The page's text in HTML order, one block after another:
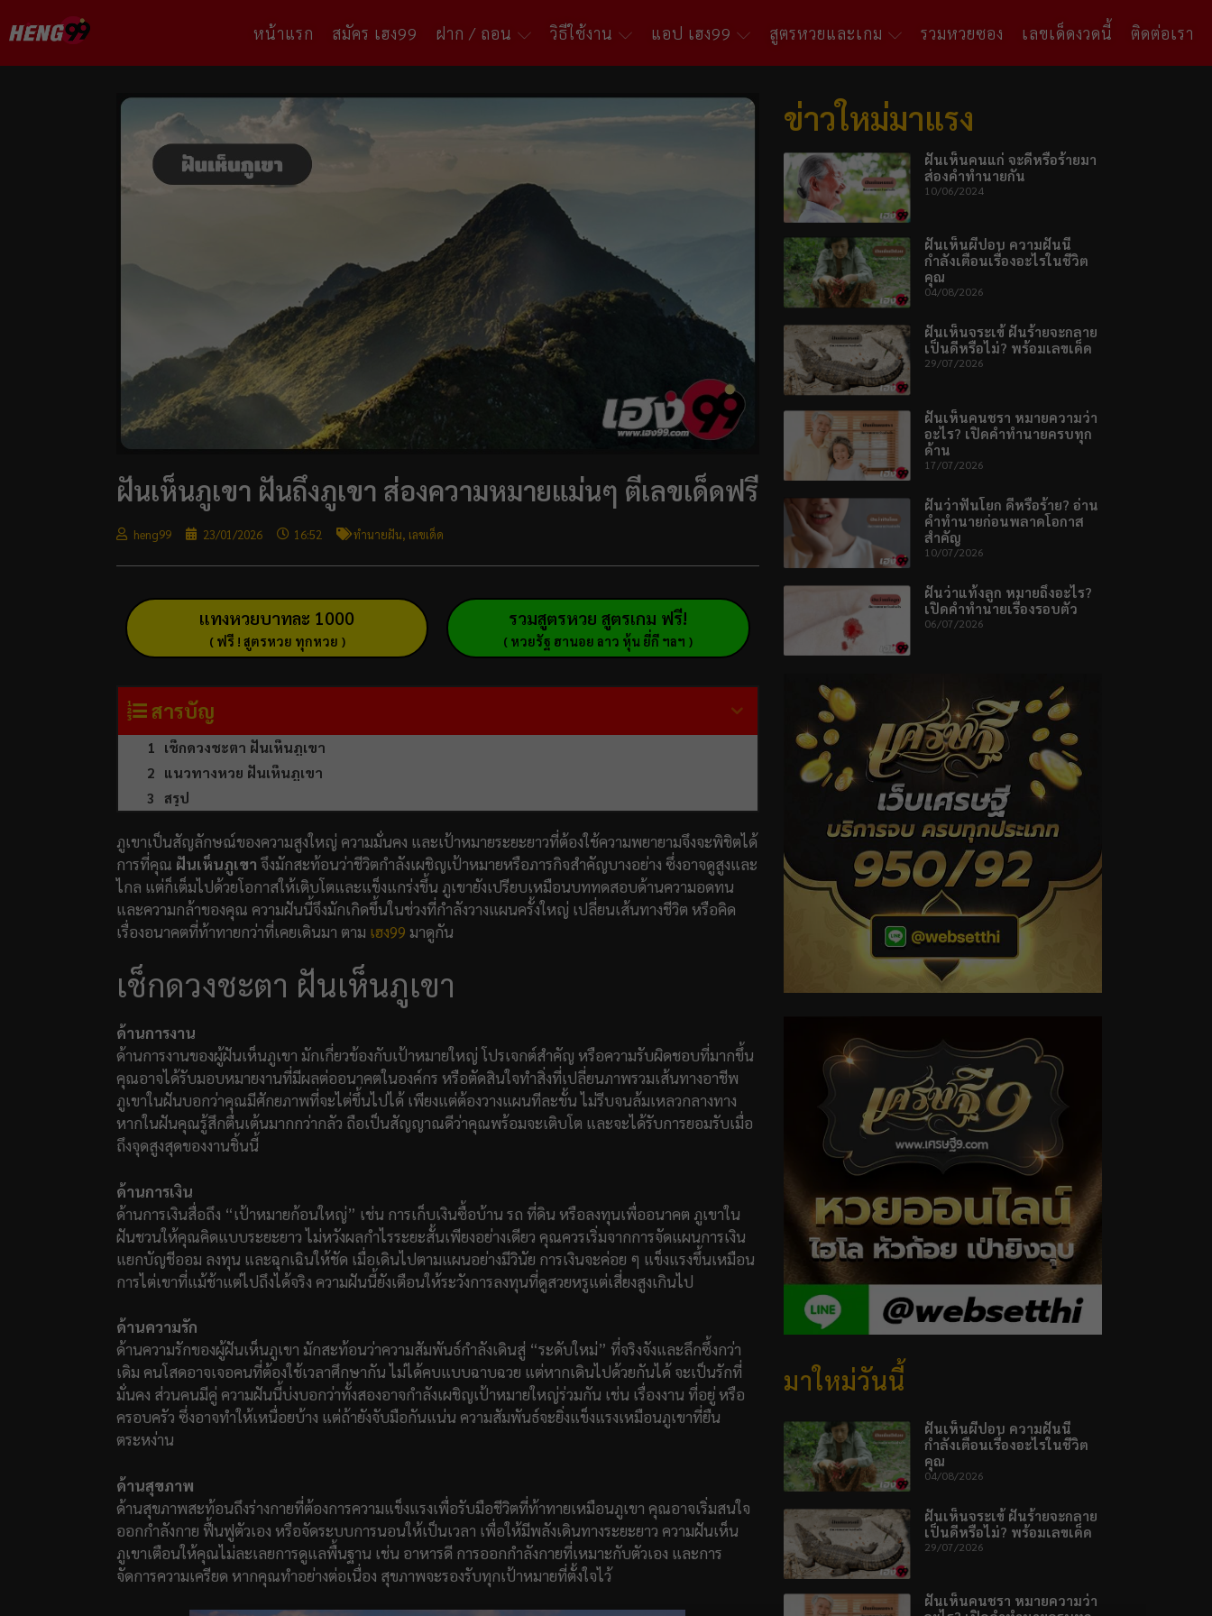
หน้าแรก สมัคร เฮง99 ฝาก / ถอน วิธีใช้งาน แอป เฮง99 สูตรหวยและเกม รวมหวยซอง เลขเด็ดงวดนี้ ติดต่อเรา
ฝันเห็นภูเขา ฝันถึงภูเขา ส่องความหมายแม่นๆ ตีเลขเด็ดฟรี
heng99 23/01/2026 16:52 ทำนายฝัน, เลขเด็ด
แทงหวยบาทละ 1000
( ฟรี ! สูตรหวย ทุกหวย )
รวมสูตรหวย สูตรเกม ฟรี!
( หวยรัฐ ฮานอย ลาว หุ้น ยี่กี ฯลฯ )
สารบัญ
เช็กดวงชะตา ฝันเห็นภูเขา
แนวทางหวย ฝันเห็นภูเขา
สรุป
ภูเขาเป็นสัญลักษณ์ของความสูงใหญ่ ความมั่นคง และเป้าหมายระยะยาวที่ต้องใช้ความพยายามจึงจะพิชิตได้
การที่คุณ ฝันเห็นภูเขา จึงมักสะท้อนว่าชีวิตกำลังเผชิญเป้าหมายหรือภารกิจสำคัญบางอย่าง ซึ่งอาจดูสูงและ
ไกล แต่ก็เต็มไปด้วยโอกาสให้เติบโตและแข็งแกร่งขึ้น ภูเขายังเปรียบเหมือนบททดสอบด้านความอดทน
และความกล้าของคุณ ความฝันนี้จึงมักเกิดขึ้นในช่วงที่กำลังวางแผนครั้งใหญ่ เปลี่ยนเส้นทางชีวิต หรือคิด
เรื่องอนาคตที่ท้าทายกว่าที่เคยเดินมา ตาม เฮง99 มาดูกัน
เช็กดวงชะตา ฝันเห็นภูเขา
ด้านการงาน
ด้านการงานของผู้ฝันเห็นภูเขา มักเกี่ยวข้องกับเป้าหมายใหญ่ โปรเจกต์สำคัญ หรือความรับผิดชอบที่มากขึ้น
คุณอาจได้รับมอบหมายงานที่มีผลต่ออนาคตในองค์กร หรือตัดสินใจทำสิ่งที่เปลี่ยนภาพรวมเส้นทางอาชีพ
ภูเขาในฝันบอกว่าคุณมีศักยภาพที่จะไต่ขึ้นไปได้ เพียงแต่ต้องวางแผนทีละขั้น ไม่รีบจนล้มเหลวกลางทาง
หากในฝันคุณรู้สึกตื่นเต้นมากกว่ากลัว ถือเป็นสัญญาณดีว่าคุณพร้อมจะเติบโต และจะได้รับการยอมรับเมื่อ
ถึงจุดสูงสุดของงานชิ้นนี้
ด้านการเงิน
ด้านการเงินสื่อถึง “เป้าหมายก้อนใหญ่” เช่น การเก็บเงินซื้อบ้าน รถ ที่ดิน หรือลงทุนเพื่ออนาคต ภูเขาใน
ฝันชวนให้คุณคิดแบบระยะยาว ไม่หวังผลกำไรระยะสั้นเพียงอย่างเดียว คุณควรเริ่มจากการจัดแผนการเงิน
แยกบัญชีออม ลงทุน และฉุกเฉินให้ชัด เมื่อเดินไปตามแผนอย่างมีวินัย การเงินจะค่อย ๆ แข็งแรงขึ้นเหมือน
การไต่เขาที่แม้ช้าแต่ไปถึงได้จริง ความฝันนี้ยังเตือนให้ระวังการลงทุนที่ดูสวยหรูแต่เสี่ยงสูงเกินไป
ด้านความรัก
ด้านความรักของผู้ฝันเห็นภูเขา มักสะท้อนว่าความสัมพันธ์กำลังเดินสู่ “ระดับใหม่” ที่จริงจังและลึกซึ้งกว่า
เดิม คนโสดอาจเจอคนที่ต้องใช้เวลาศึกษากัน ไม่ได้คบแบบฉาบฉวย แต่หากเดินไปด้วยกันได้ จะเป็นรักที่
มั่นคง ส่วนคนมีคู่ ความฝันนี้บ่งบอกว่าทั้งสองอาจกำลังเผชิญเป้าหมายใหญ่ร่วมกัน เช่น เรื่องงาน ที่อยู่ หรือ
ครอบครัว ซึ่งอาจทำให้เหนื่อยบ้าง แต่ถ้ายังจับมือกันแน่น ความสัมพันธ์จะยิ่งแข็งแรงเหมือนภูเขาที่ยืน
ตระหง่าน
ด้านสุขภาพ
ด้านสุขภาพสะท้อนถึงร่างกายที่ต้องการความแข็งแรงเพื่อรับมือชีวิตที่ท้าทายเหมือนภูเขา คุณอาจเริ่มสนใจ
ออกกำลังกาย ฟื้นฟูตัวเอง หรือจัดระบบการนอนให้เป็นเวลา เพื่อให้มีพลังเดินทางระยะยาว ความฝันเห็น
ภูเขาเตือนให้คุณไม่ละเลยการดูแลพื้นฐาน เช่น อาหารดี การออกกำลังกายที่เหมาะกับตัวเอง และการ
จัดการความเครียด หากคุณทำอย่างต่อเนื่อง สุขภาพจะรองรับทุกเป้าหมายที่ตั้งใจไว้
ข่าวใหม่มาแรง
ฝันเห็นคนแก่ จะดีหรือร้ายมา
ส่องคำทำนายกัน
10/06/2024
ฝันเห็นผีปอบ ความฝันนี้
กำลังเตือนเรื่องอะไรในชีวิต
คุณ
04/08/2026
ฝันเห็นจระเข้ ฝันร้ายจะกลาย
เป็นดีหรือไม่? พร้อมเลขเด็ด
29/07/2026
ฝันเห็นคนชรา หมายความว่า
อะไร? เปิดคำทำนายครบทุก
ด้าน
17/07/2026
ฝันว่าฟันโยก ดีหรือร้าย? อ่าน
คำทำนายก่อนพลาดโอกาส
สำคัญ
10/07/2026
ฝันว่าแท้งลูก หมายถึงอะไร?
เปิดคำทำนายเรื่องรอบตัว
06/07/2026
มาใหม่วันนี้
ฝันเห็นผีปอบ ความฝันนี้
กำลังเตือนเรื่องอะไรในชีวิต
คุณ
04/08/2026
ฝันเห็นจระเข้ ฝันร้ายจะกลาย
เป็นดีหรือไม่? พร้อมเลขเด็ด
29/07/2026
ฝันเห็นคนชรา หมายความว่า